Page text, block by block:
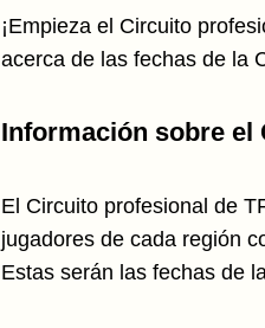
¡Empieza el Circuito
acerca de las fechas de la
Información sobre el
El Circuito profesional de
jugadores de cada región
Estas serán las fechas de